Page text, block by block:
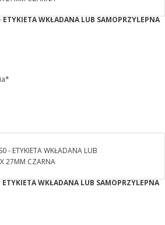
WKŁADANA LUB SAMOPRZYLEPNA
WKŁADANA LUB SAMOPRZYLEPNA